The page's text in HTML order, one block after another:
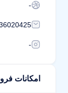
-
-
امکانات